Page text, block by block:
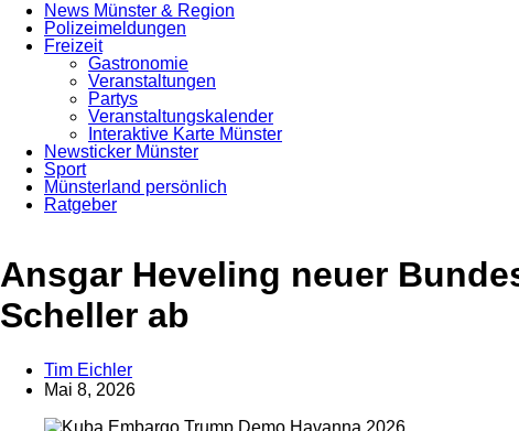
News Münster & Region
Polizeimeldungen
Freizeit
Gastronomie
Veranstaltungen
Partys
Veranstaltungskalender
Interaktive Karte Münster
Newsticker Münster
Sport
Münsterland persönlich
Ratgeber
Anzeige
Ansgar Heveling neuer
Scheller ab
Tim Eichler
Mai 8, 2026